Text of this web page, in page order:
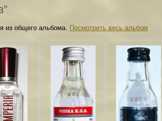
из общего альбома. Посмотреть весь альбом